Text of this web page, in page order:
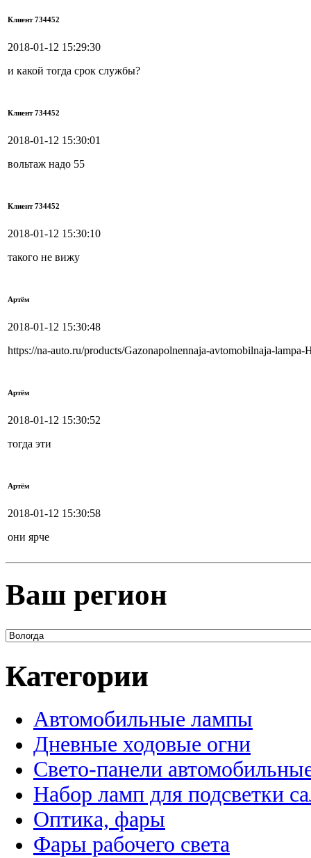
Клиент 734452
2018-01-12 15:29:30
и какой тогда срок службы?
Клиент 734452
2018-01-12 15:30:01
вольтаж надо 55
Клиент 734452
2018-01-12 15:30:10
такого не вижу
Артём
2018-01-12 15:30:48
https://na-auto.ru/products/Gazonapolnennaja-avtomobilnaja-
Артём
2018-01-12 15:30:52
тогда эти
Артём
2018-01-12 15:30:58
они ярче
Ваш регион
Категории
Автомобильные лампы
Дневные ходовые огни
Свето-панели
Набор ламп для подсветки
Оптика, фары
Фары рабочего света